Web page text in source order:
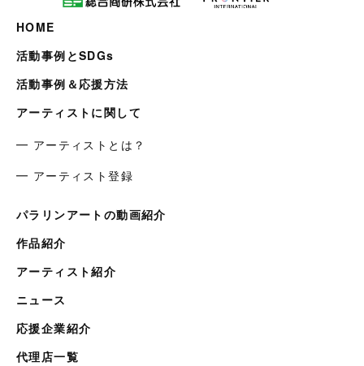
HOME
活動事例とSDGs
活動事例＆応援方法
アーティストに関して
━ アーティストとは？
━ アーティスト登録
パラリンアートの動画紹介
作品紹介
アーティスト紹介
ニュース
応援企業紹介
代理店一覧